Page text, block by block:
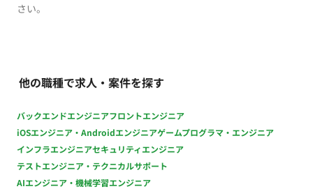
さい。
他の職種で求人・案件を探す
バックエンドエンジニアフロントエンジニア
iOSエンジニア・Androidエンジニアゲームプログラマ・エンジニア
インフラエンジニアセキュリティエンジニア
テストエンジニア・テクニカルサポート
AIエンジニア・機械学習エンジニア